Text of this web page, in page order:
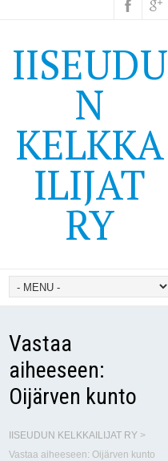
IISEUDU
N
KELKKA
ILIJAT
RY
Vastaa
aiheeseen:
Oijärven kunto
IISEUDUN KELKKAILIJAT RY >
Vastaa aiheeseen: Oijärven kunto